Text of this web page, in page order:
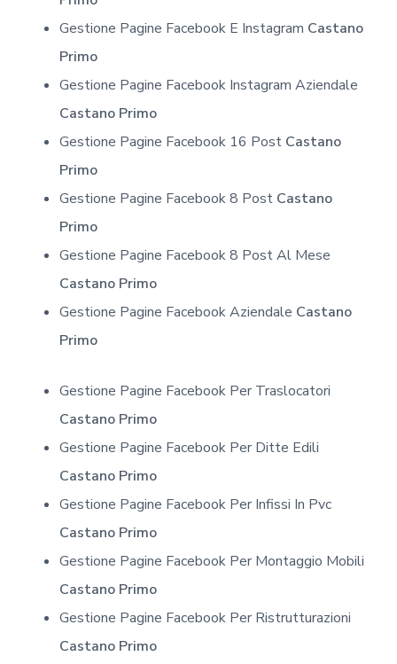
Gestione Pagine Facebook E Instagram Castano
Primo
Gestione Pagine Facebook Instagram Aziendale
Castano Primo
Gestione Pagine Facebook 16 Post Castano
Primo
Gestione Pagine Facebook 8 Post Castano
Primo
Gestione Pagine Facebook 8 Post Al Mese
Castano Primo
Gestione Pagine Facebook Aziendale Castano
Primo
Gestione Pagine Facebook Per Traslocatori
Castano Primo
Gestione Pagine Facebook Per Ditte Edili
Castano Primo
Gestione Pagine Facebook Per Infissi In Pvc
Castano Primo
Gestione Pagine Facebook Per Montaggio Mobili
Castano Primo
Gestione Pagine Facebook Per Ristrutturazioni
Castano Primo